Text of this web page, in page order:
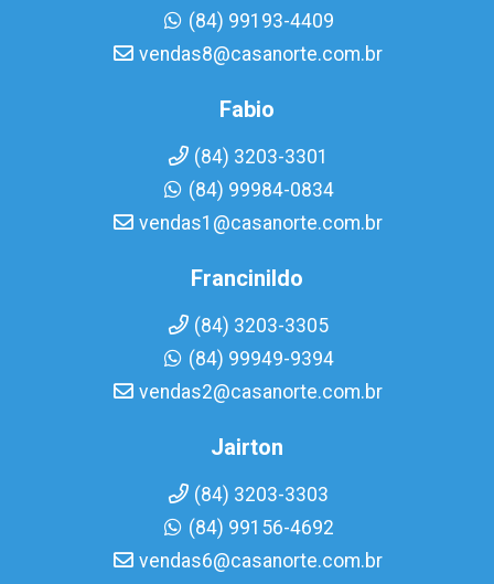
(84) 99193-4409
vendas8@casanorte.com.br
Fabio
(84) 3203-3301
(84) 99984-0834
vendas1@casanorte.com.br
Francinildo
(84) 3203-3305
(84) 99949-9394
vendas2@casanorte.com.br
Jairton
(84) 3203-3303
(84) 99156-4692
vendas6@casanorte.com.br